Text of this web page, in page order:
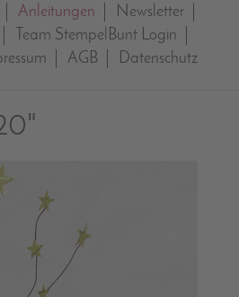
Anleitungen
Newsletter
Team StempelBunt Login
AGB Datenschutz